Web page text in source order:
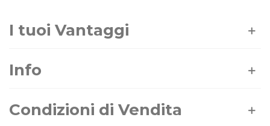
I tuoi Vantaggi
Info
Condizioni di Vendita